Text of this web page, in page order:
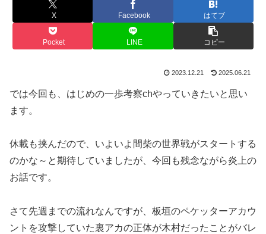
X Facebook はてブ
Pocket LINE コピー
2023.12.21 2025.06.21
では今回も、はじめの一歩考察chやっていきたいと思い
ます。
休載も挟んだので、いよいよ間柴の世界戦がスタートする
のかな～と期待していましたが、今回も残念ながら炎上の
お話です。
さて先週までの流れなんですが、板垣のペケッターアカウ
ントを攻撃していた裏アカの正体が木村だったことがバレ